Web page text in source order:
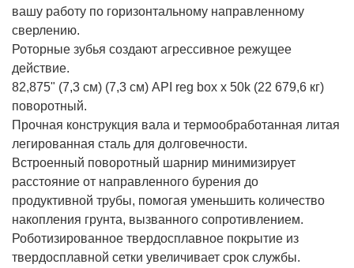
вашу работу по горизонтальному направленному
сверлению.
Роторные зубья создают агрессивное режущее
действие.
82,875" (7,3 см) (7,3 см) API reg box x 50k (22 679,6 кг)
поворотный.
Прочная конструкция вала и термообработанная литая
легированная сталь для долговечности.
Встроенный поворотный шарнир минимизирует
расстояние от направленного бурения до
продуктивной трубы, помогая уменьшить количество
накопления грунта, вызванного сопротивлением.
Роботизированное твердосплавное покрытие из
твердосплавной сетки увеличивает срок службы.